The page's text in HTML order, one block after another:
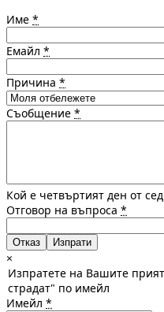
Име *
Емайл *
Причина *
Съобщение *
Кой е четвъртият ден от
Отговор на въпроса *
Отказ
×
Изпратете на Вашите
страдат" по имейл
Имейл *